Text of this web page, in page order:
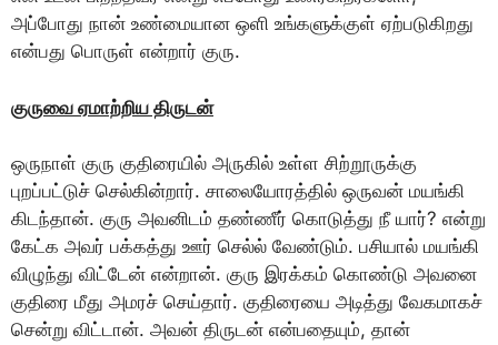
அப்போது நான் உண்மையான ஒளி உங்களுக்குள் ஏற்படுகிறது
என்பது பொருள் என்றார் குரு.
குருவை ஏமாற்றிய திருடன்
ஒருநாள் குரு குதிரையில் அருகில் உள்ள சிற்றூருக்கு
புறப்பட்டுச் செல்கின்றார். சாலையோரத்தில் ஒருவன் மயங்கி
கிடந்தான். குரு அவனிடம் தண்ணீர் கொடுத்து நீ யார்? என்று
கேட்க அவர் பக்கத்து ஊர் செல்ல் வேண்டும். பசியால் மயங்கி
விழுந்து விட்டேன் என்றான். குரு இரக்கம் கொண்டு அவனை
குதிரை மீது அமரச் செய்தார். குதிரையை அடித்து வேகமாகச்
சென்று விட்டான். அவன் திருடன் என்பதையும், தான்